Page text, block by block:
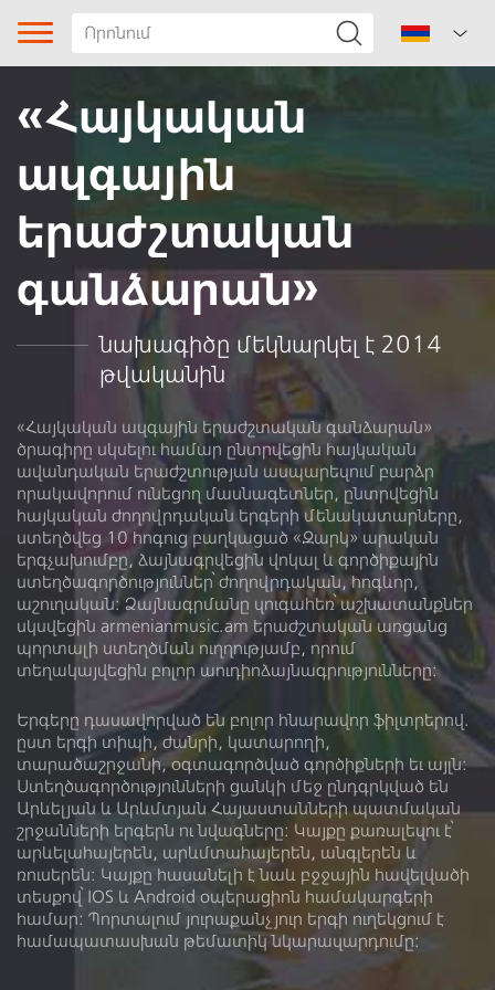
Երգի տիպը
Ենթաժանր
Տարածաշրջան
Կոտայք
Հեղինակ
Կատարող
Նուագարան
Ձայնադարան Տեսադարան
Մեր մասին Գրադարան
Լիցենզիա
«Հայկական
ազգային
երաժշտական
գանձարան»
նախագիծը մեկնարկել է 2014
թվականին
«Հայկական ազգային երաժշտական գանձարան»
ծրագիրը սկսելու համար ընտրվեցին հայկական
ավանդական երաժշտության ասպարեզում բարձր
որակավորում ունեցող մասնագետներ, ընտրվեցին
հայկական ժողովրդական երգերի մենակատարները,
ստեղծվեց 10 հոգուց բաղկացած «Զարկ» արական
երգչախումբը, ձայնագրվեցին վոկալ և գործիքային
ստեղծագործություններ՝ ժողովրդական, հոգևոր,
աշուղական: Ձայնագրմանը զուգահեռ՝ աշխատանքներ
սկսվեցին armenianmusic.am երաժշտական առցանց
պորտալի ստեղծման ուղղությամբ, որում
տեղակայվեցին բոլոր աուդիոձայնագրությունները:
Երգերը դասավորված են բոլոր հնարավոր ֆիլտրերով.
ըստ երգի տիպի, ժանրի, կատարողի,
տարածաշրջանի, օգտագործված գործիքների եւ այլն:
Ստեղծագործությունների ցանկի մեջ ընդգրկված են
Արևելյան և Արևմտյան Հայաստանների պատմական
շրջանների երգերն ու նվագները: Կայքը քառալեզու է՝
արևելահայերեն, արևմտահայերեն, անգլերեն և
ռուսերեն։ Կայքը հասանելի է նաև բջջային հավելվածի
տեսքով՝ IOS և Android օպերացիոն համակարգերի
համար: Պորտալում յուրաքանչյուր երգի ուղեկցում է
համապատասխան թեմատիկ նկարազարդումը: